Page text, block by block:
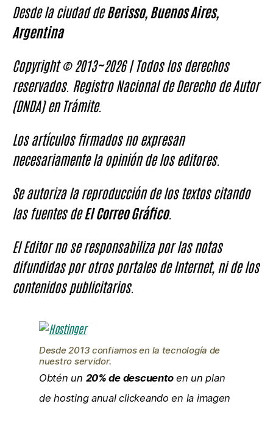
Desde la ciudad deBerisso, Buenos Aires,
Argentina
Copyright © 2013~2026 | Todos los derechos
reservados. Registro Nacional de Derecho de Autor
(DNDA) en Trámite.
Los artículos firmados no expresan
necesariamente la opinión de los editores.
Se autoriza la reproducción de los textos citando
las fuentes deEl Correo Gráfico.
El Editor no se responsabiliza por las notas
difundidas por otros portales de Internet, ni de los
contenidos publicitarios.
Desde 2013 confiamos en la tecnología de
nuestro servidor.
Obtén un 20% de descuentoen un plan
de hosting anual clickeando en la imagen